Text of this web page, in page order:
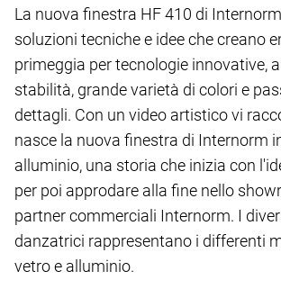
La nuova finestra HF 410 di
soluzioni tecniche e idee che creano
primeggia per tecnologie innovative,
stabilità, grande varietà di colori e
dettagli. Con un video artistico vi
nasce la nuova finestra di Internorm
alluminio, una storia che inizia con
per poi approdare alla fine nello
partner commerciali Internorm. I
danzatrici rappresentano i differenti
vetro e alluminio.